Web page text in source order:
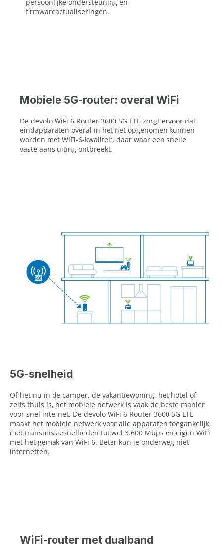
persoonlijke ondersteuning en
firmwareactualiseringen.
Mobiele 5G-router: overal WiFi
De devolo WiFi 6 Router 3600 5G LTE zorgt ervoor dat
eindapparaten overal in het net opgenomen kunnen
worden met WiFi-6-kwaliteit, daar waar een snelle
vaste aansluiting ontbreekt.
5G-snelheid
Of het nu in de camper, de vakantiewoning, het hotel of
zelfs thuis is, het mobiele netwerk is vaak de beste manier
voor snel internet. De devolo WiFi 6 Router 3600 5G LTE
maakt het mobiele netwerk voor alle apparaten toegankelijk,
met transmissiesnelheden tot wel 3.600 Mbps en eigen WiFi
met het gemak van WiFi 6. Beter kun je onderweg niet
internetten.
WiFi-router met dualband